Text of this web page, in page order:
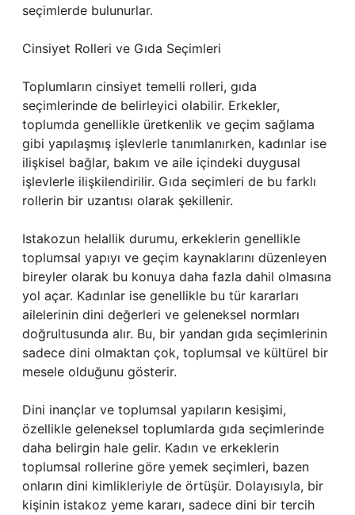
seçimlerde bulunurlar.
Cinsiyet Rolleri ve Gıda Seçimleri
Toplumların cinsiyet temelli rolleri, gıda
seçimlerinde de belirleyici olabilir. Erkekler,
toplumda genellikle üretkenlik ve geçim sağlama
gibi yapılaşmış işlevlerle tanımlanırken, kadınlar ise
ilişkisel bağlar, bakım ve aile içindeki duygusal
işlevlerle ilişkilendirilir. Gıda seçimleri de bu farklı
rollerin bir uzantısı olarak şekillenir.
Istakozun helallik durumu, erkeklerin genellikle
toplumsal yapıyı ve geçim kaynaklarını düzenleyen
bireyler olarak bu konuya daha fazla dahil olmasına
yol açar. Kadınlar ise genellikle bu tür kararları
ailelerinin dini değerleri ve geleneksel normları
doğrultusunda alır. Bu, bir yandan gıda seçimlerinin
sadece dini olmaktan çok, toplumsal ve kültürel bir
mesele olduğunu gösterir.
Dini inançlar ve toplumsal yapıların kesişimi,
özellikle geleneksel toplumlarda gıda seçimlerinde
daha belirgin hale gelir. Kadın ve erkeklerin
toplumsal rollerine göre yemek seçimleri, bazen
onların dini kimlikleriyle de örtüşür. Dolayısıyla, bir
kişinin istakoz yeme kararı, sadece dini bir tercih